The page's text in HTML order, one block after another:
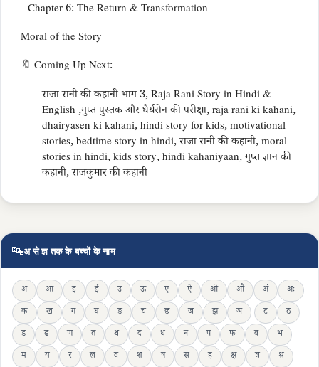
Chapter 6: The Return & Transformation
Moral of the Story
🔖 Coming Up Next:
राजा रानी की कहानी भाग 3, Raja Rani Story in Hindi &
English ,गुप्त पुस्तक और धैर्यसेन की परीक्षा, raja rani ki kahani,
dhairyasen ki kahani, hindi story for kids, motivational
stories, bedtime story in hindi, राजा रानी की कहानी, moral
stories in hindi, kids story, hindi kahaniyaan, गुप्त ज्ञान की
कहानी, राजकुमार की कहानी
🔤अ से ज्ञ तक के बच्चों के नाम
अ आ इ ई उ ऊ ए ऐ ओ औ अं
अः
क
ख ग घ ङ च छ ज झ ञ ट
ठ
ड
ढ ण त थ द ध न प फ ब
भ
म
य र ल व श ष स ह क्ष त्र
श्र